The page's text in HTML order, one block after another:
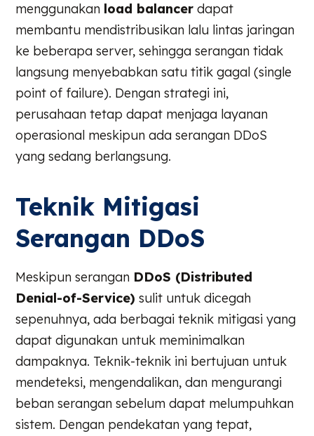
menggunakan load balancer dapat
membantu mendistribusikan lalu lintas jaringan
ke beberapa server, sehingga serangan tidak
langsung menyebabkan satu titik gagal (single
point of failure). Dengan strategi ini,
perusahaan tetap dapat menjaga layanan
operasional meskipun ada serangan DDoS
yang sedang berlangsung.
Teknik Mitigasi
Serangan DDoS
Meskipun serangan DDoS (Distributed
Denial-of-Service) sulit untuk dicegah
sepenuhnya, ada berbagai teknik mitigasi yang
dapat digunakan untuk meminimalkan
dampaknya. Teknik-teknik ini bertujuan untuk
mendeteksi, mengendalikan, dan mengurangi
beban serangan sebelum dapat melumpuhkan
sistem. Dengan pendekatan yang tepat,